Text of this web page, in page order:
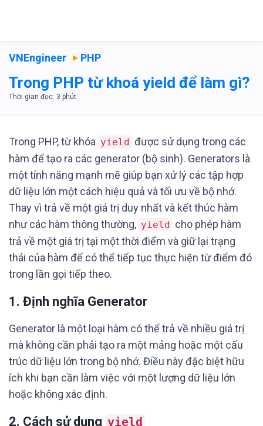
VNEngineer PHP
Trong PHP từ khoá yield để làm gì?
Trong PHP, từ khóa yield được sử dụng trong các
hàm để tạo ra các generator (bộ sinh). Generators là
một tính năng mạnh mẽ giúp bạn xử lý các tập hợp
dữ liệu lớn một cách hiệu quả và tối ưu về bộ nhớ.
Thay vì trả về một giá trị duy nhất và kết thúc hàm
như các hàm thông thường, yield cho phép hàm
trả về một giá trị tại một thời điểm và giữ lại trạng
thái của hàm để có thể tiếp tục thực hiện từ điểm đó
trong lần gọi tiếp theo.
1. Định nghĩa Generator
Generator là một loại hàm có thể trả về nhiều giá trị
mà không cần phải tạo ra một mảng hoặc một cấu
trúc dữ liệu lớn trong bộ nhớ. Điều này đặc biệt hữu
ích khi bạn cần làm việc với một lượng dữ liệu lớn
hoặc không xác định.
2. Cách sử dụng yield